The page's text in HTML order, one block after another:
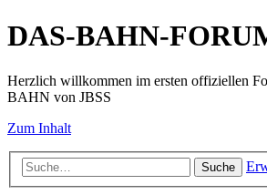
DAS-BAHN-
Herzlich willkommen im ersten offiziellen
BAHN von JBSS
Zum Inhalt
Suche